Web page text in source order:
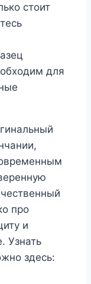
стоит
для
про
и
Узнать
здесь: